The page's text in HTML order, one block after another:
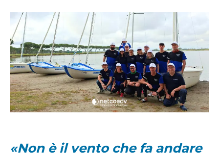
«Non è il vento che fa andare